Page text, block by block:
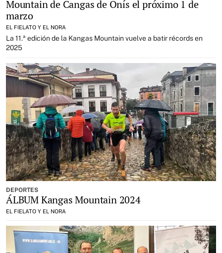
Mountain de Cangas de Onís el próximo 1 de
marzo
EL FIELATO Y EL NORA
La 11.ª edición de la Kangas Mountain vuelve a batir récords en
2025
DEPORTES
ÁLBUM Kangas Mountain 2024
EL FIELATO Y EL NORA